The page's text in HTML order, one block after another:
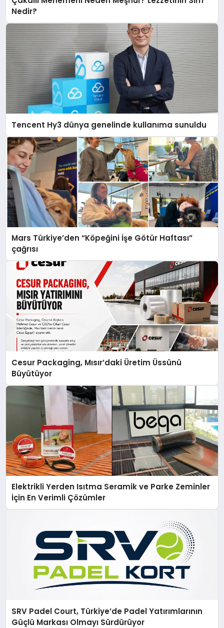
Nedir?
Tencent Hy3 dünya genelinde kullanıma sunuldu
Mars Türkiye’den “Köpeğini İşe Götür Haftası”
çağrısı
Cesur Packaging, Mısır’daki Üretim Üssünü
Büyütüyor
Elektrikli Yerden Isıtma Seramik ve Parke Zeminler
İçin En Verimli Çözümler
SRV Padel Court, Türkiye’de Padel Yatırımlarının
Güçlü Markası Olmayı Sürdürüyor